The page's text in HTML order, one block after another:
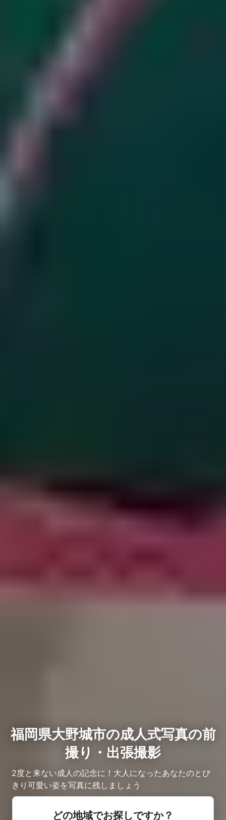
福岡県大野城市の成人式写真の前
撮り・出張撮影
2度と来ない成人の記念に！大人になったあなたのとび
きり可愛い姿を写真に残しましょう
どの地域でお探しですか？